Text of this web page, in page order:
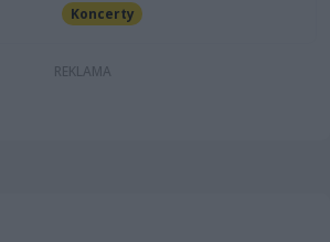
Koncerty